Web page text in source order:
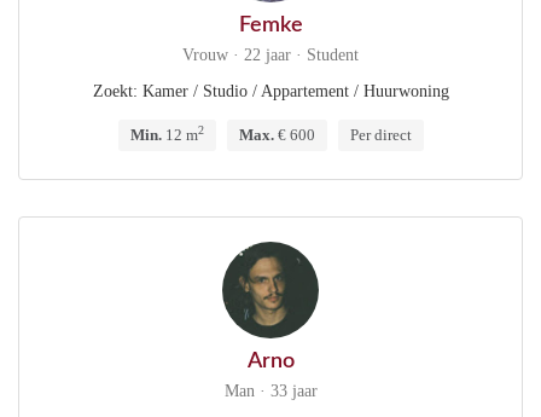
Femke
Vrouw · 22 jaar · Student
Zoekt: Kamer / Studio / Appartement / Huurwoning
Min.12 m2 Max.€ 600 Per direct
Arno
Man · 33 jaar